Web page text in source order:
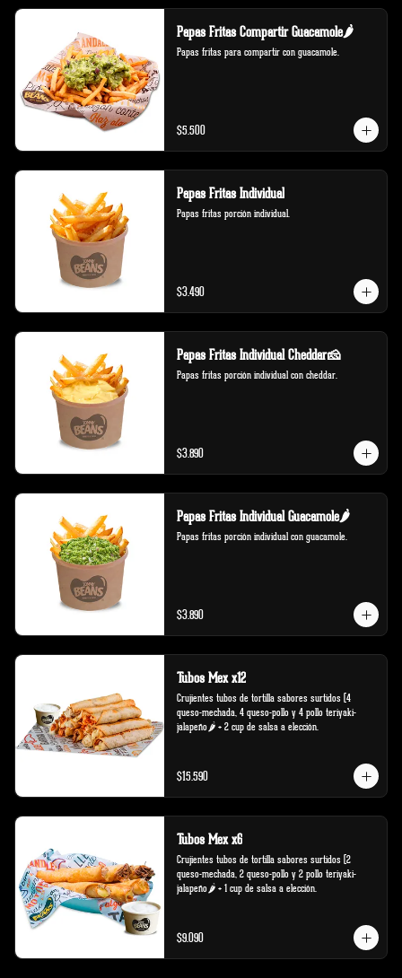
Papas Fritas Compartir Guacamole🌶️
Papas fritas para compartir con guacamole.
$5.500
Papas Fritas Individual
Papas fritas porción individual.
$3.490
Papas Fritas Individual Cheddar🧀
Papas fritas porción individual con cheddar.
$3.890
Papas Fritas Individual Guacamole🌶️
Papas fritas porción individual con guacamole.
$3.890
Tubos Mex x12
Crujientes tubos de tortilla sabores surtidos (4
queso-mechada, 4 queso-pollo y 4 pollo teriyaki-
jalapeño🌶️ + 2 cup de salsa a elección.
$15.590
Tubos Mex x6
Crujientes tubos de tortilla sabores surtidos (2
queso-mechada, 2 queso-pollo y 2 pollo teriyaki-
jalapeño🌶️ + 1 cup de salsa a elección.
$9.090